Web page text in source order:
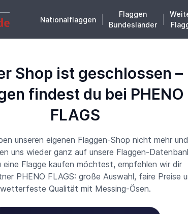
Nationalflaggen
Flaggen
Bundesländer
Shop ist geschlossen –
findest du bei PHENO
FLAGS
unseren eigenen Flaggen-Shop nicht mehr und
uns wieder ganz auf unsere Flaggen-
eine Flagge kaufen möchtest, empfehlen wir dir
PHENO FLAGS: große Auswahl, faire Preise
wetterfeste Qualität mit Messing-Ösen.